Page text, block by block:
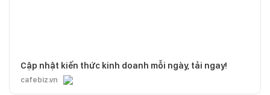
Cập nhật kiến thức kinh doanh mỗi ngày, tải ngay!
cafebiz.vn